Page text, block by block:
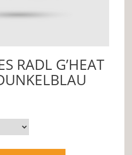
RADL G’HEAT